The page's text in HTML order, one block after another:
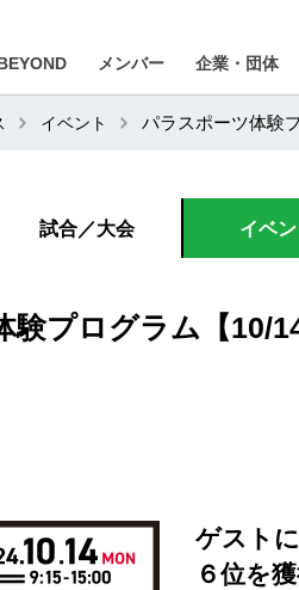
メンバー 企業・団体
イベント パラスポーツ体験
試合／大会 イベン
験プログラム【10/
ゲスト
６位を